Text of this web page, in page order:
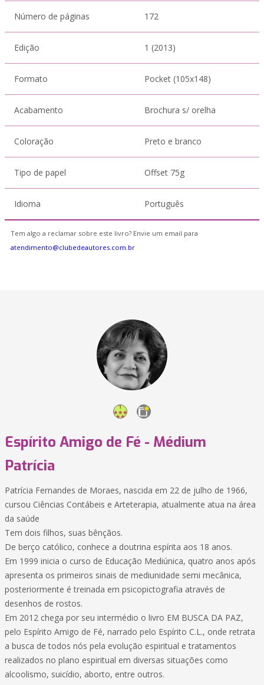
Número de páginas 172
Edição 1 (2013)
Formato Pocket (105x148)
Acabamento Brochura s/ orelha
Coloração Preto e branco
Tipo de papel Offset 75g
Idioma Português
Tem algo a reclamar sobre este livro? Envie um email para
atendimento@clubedeautores.com.br
Espírito Amigo de Fé - Médium
Patrícia
Patrícia Fernandes de Moraes, nascida em 22 de julho de 1966,
cursou Ciências Contábeis e Arteterapia, atualmente atua na área
da saúde
Tem dois filhos, suas bênçãos.
De berço católico, conhece a doutrina espírita aos 18 anos.
Em 1999 inicia o curso de Educação Mediúnica, quatro anos após
apresenta os primeiros sinais de mediunidade semi mecânica,
posteriormente é treinada em psicopictografia através de
desenhos de rostos.
Em 2012 chega por seu intermédio o livro EM BUSCA DA PAZ,
pelo Espírito Amigo de Fé, narrado pelo Espírito C.L., onde retrata
a busca de todos nós pela evolução espiritual e tratamentos
realizados no plano espiritual em diversas situações como
alcoolismo, suicídio, aborto, entre outros.